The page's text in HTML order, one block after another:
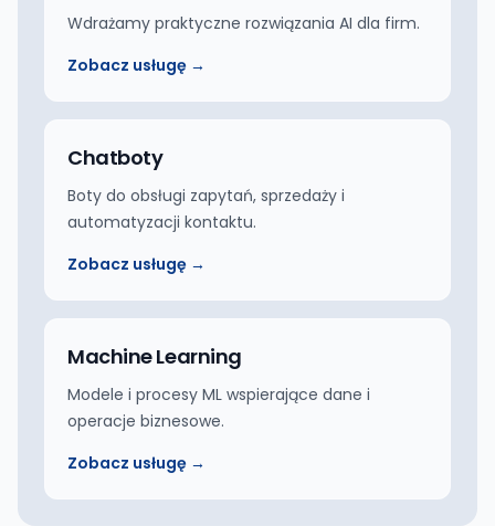
Wdrażamy praktyczne rozwiązania AI dla firm.
Zobacz usługę →
Chatboty
Boty do obsługi zapytań, sprzedaży i
automatyzacji kontaktu.
Zobacz usługę →
Machine Learning
Modele i procesy ML wspierające dane i
operacje biznesowe.
Zobacz usługę →